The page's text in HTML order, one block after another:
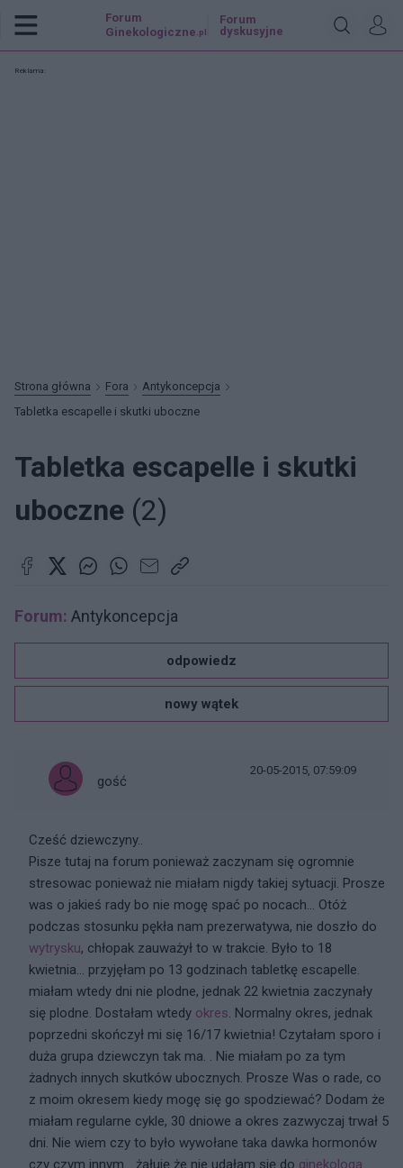
Forum
Ginekologiczne .pl
Forum
dyskusyjne
Reklama:
Strona główna Fora
Antykoncepcja
Tabletka escapelle i skutki uboczne
Tabletka escapelle i skutki
uboczne (2)
Forum: Antykoncepcja
odpowiedz
nowy wątek
gość
20-05-2015, 07:59:09
Cześć dziewczyny..
Pisze tutaj na forum ponieważ zaczynam się ogromnie
stresowac ponieważ nie miałam nigdy takiej sytuacji. Prosze
was o jakieś rady bo nie mogę spać po nocach... Otóż
podczas stosunku pękła nam prezerwatywa, nie doszło do
wytrysku, chłopak zauważył to w trakcie. Było to 18
kwietnia... przyjęłam po 13 godzinach tabletkę escapelle.
miałam wtedy dni nie plodne, jednak 22 kwietnia zaczynały
się plodne. Dostałam wtedy okres. Normalny okres, jednak
poprzedni skończył mi się 16/17 kwietnia! Czytałam sporo i
duża grupa dziewczyn tak ma. . Nie miałam po za tym
żadnych innych skutków ubocznych. Prosze Was o rade, co
z moim okresem kiedy mogę się go spodziewać? Dodam że
miałam regularne cykle, 30 dniowe a okres zazwyczaj trwał 5
dni. Nie wiem czy to było wywołane taka dawka hormonów
czy czym innym... żałuję że nie udałam się do ginekologa.